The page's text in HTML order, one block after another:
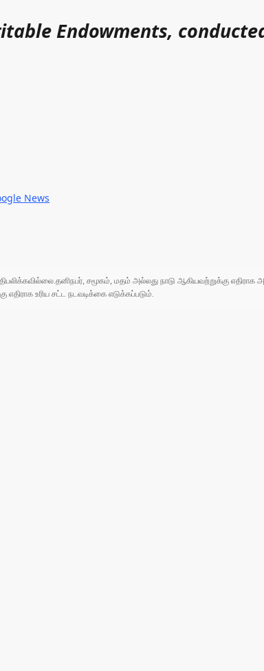
Endowments,
News
சமூகம், மதம் அல்லது நாடு ஆகியவற்றுக்கு
உரிய சட்ட நடவடிக்கை எடுக்கப்படும்.